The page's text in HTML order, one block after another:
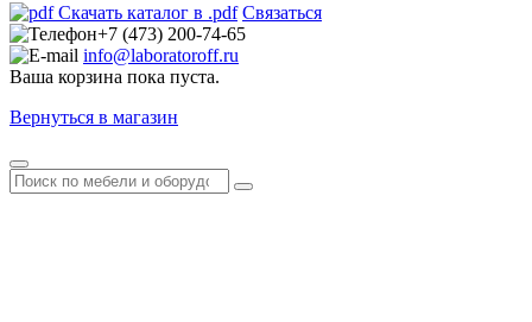
Скачать каталог в .pdf Связаться
+7 (473) 200-74-65
info@laboratoroff.ru
Ваша корзина пока пуста.
Вернуться в магазин